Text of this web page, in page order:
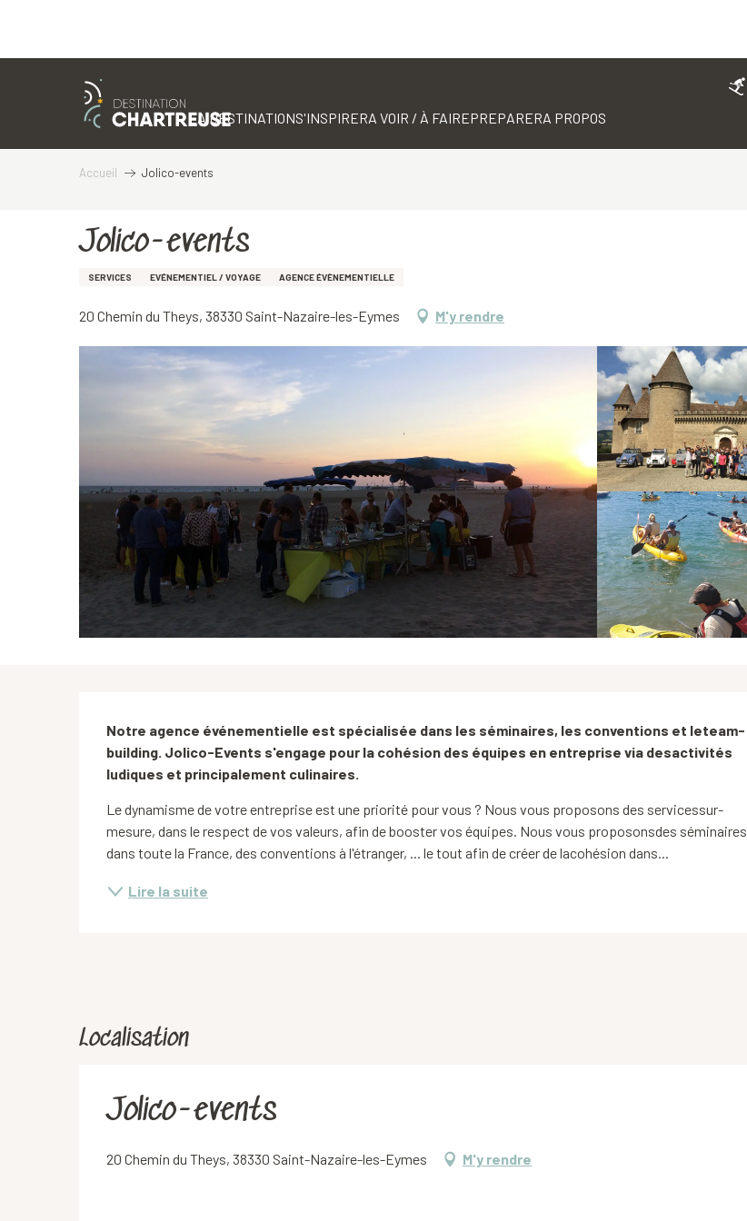
LA DESTINATIONS'INSPIRERA VOIR / À FAIREPREPARERA PROPOS
Accueil Jolico-events
Jolico-events
SERVICES EVÉNEMENTIEL / VOYAGE AGENCE ÉVÈNEMENTIELLE
20 Chemin du Theys, 38330 Saint-Nazaire-les-Eymes M'y rendre
Description
Notre agence événementielle est spécialisée dans les séminaires, les conventions et leteam-
building. Jolico-Events s'engage pour la cohésion des équipes en entreprise via desactivités
ludiques et principalement culinaires.
Le dynamisme de votre entreprise est une priorité pour vous ? Nous vous proposons des servicessur-
mesure, dans le respect de vos valeurs, afin de booster vos équipes. Nous vous proposonsdes séminaires
dans toute la France, des conventions à l'étranger, ... le tout afin de créer de lacohésion dans...
Lire la suite
Localisation
Jolico-events
20 Chemin du Theys, 38330 Saint-Nazaire-les-Eymes M'y rendre